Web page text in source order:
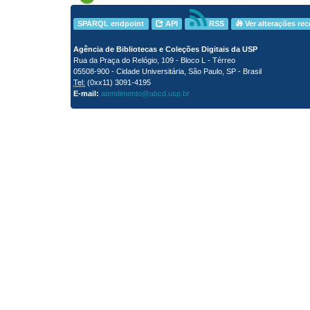
SPARQL endpoint API RSS Ver alterações
Agência de Bibliotecas e Coleções Digitais da USP
Rua da Praça do Relógio, 109 - Bloco L - Térreo
05508-900 - Cidade Universitária, São Paulo, SP - Brasil
Tel: (0xx11) 3091-4195
E-mail: atendimento@abcd.usp.br